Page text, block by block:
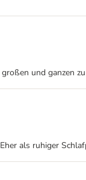
und ganzen
als ruhiger